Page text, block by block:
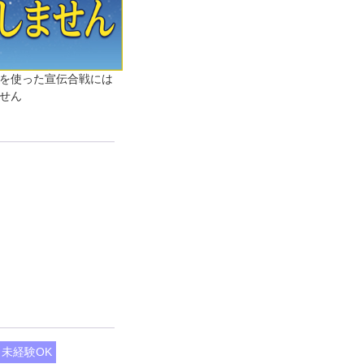
使った宣伝合戦には
ん
未経験OK